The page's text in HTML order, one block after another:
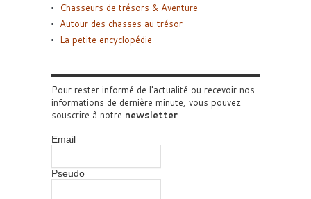
Chasseurs de trésors & Aventure
Autour des chasses au trésor
La petite encyclopédie
Pour rester informé de l'actualité ou recevoir nos
informations de dernière minute, vous pouvez
souscrire à notre newsletter
Email
Pseudo